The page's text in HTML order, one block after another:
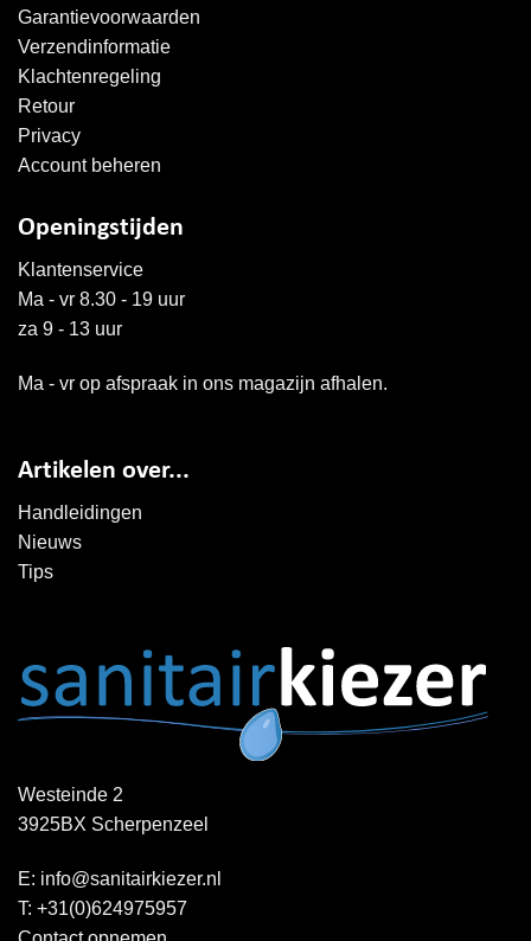
Garantievoorwaarden
Verzendinformatie
Klachtenregeling
Retour
Privacy
Account beheren
Openingstijden
Klantenservice
Ma - vr 8.30 - 19 uur
za 9 - 13 uur
Ma - vr op afspraak in ons magazijn afhalen.
Artikelen over...
Handleidingen
Nieuws
Tips
Westeinde 2
3925BX Scherpenzeel
E: info@sanitairkiezer.nl
T: +31(0)624975957